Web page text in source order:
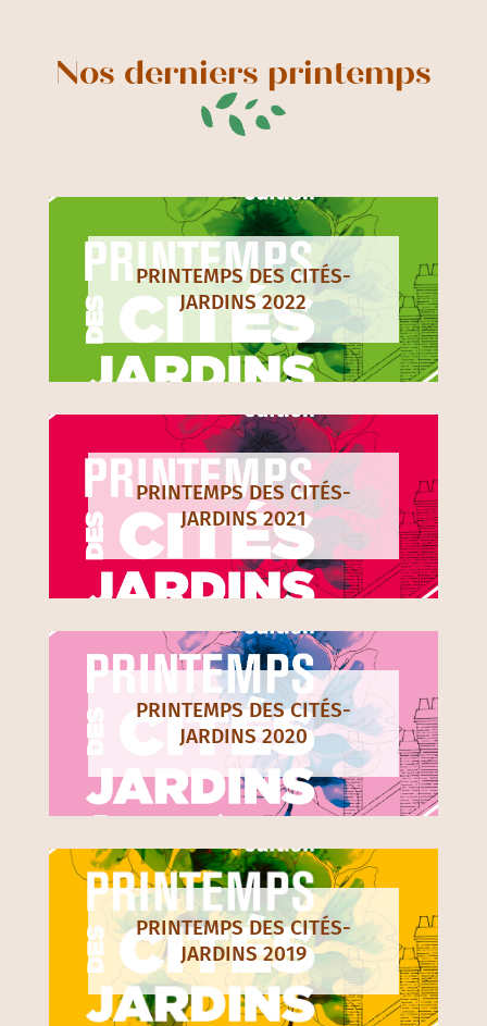
Nos derniers printemps
PRINTEMPS DES CITÉS-
JARDINS 2022
PRINTEMPS DES CITÉS-
JARDINS 2021
PRINTEMPS DES CITÉS-
JARDINS 2020
PRINTEMPS DES CITÉS-
JARDINS 2019